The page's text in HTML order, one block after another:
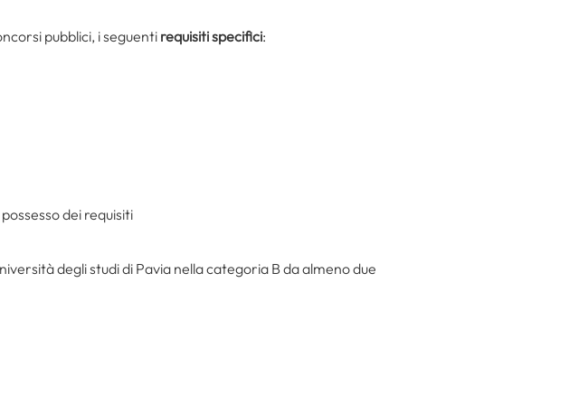
pubblici, i seguenti requisiti specifici:
dei requisiti
degli studi di Pavia nella categoria B da almeno due